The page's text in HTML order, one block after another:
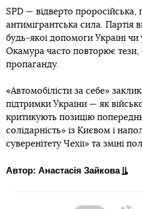
SPD — відверто проросійська,
антимігрантська сила. Партія
будь-якої допомоги Україні чи
Окамура часто повторює тези,
пропаганду.
«Автомобілісти за себе»
підтримки України — як
критикують позицію
солідарність» із Києвом і
суверенітету Чехії» та зміні
Автор: Анастасія Зайкова